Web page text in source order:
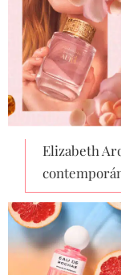
Elizabeth